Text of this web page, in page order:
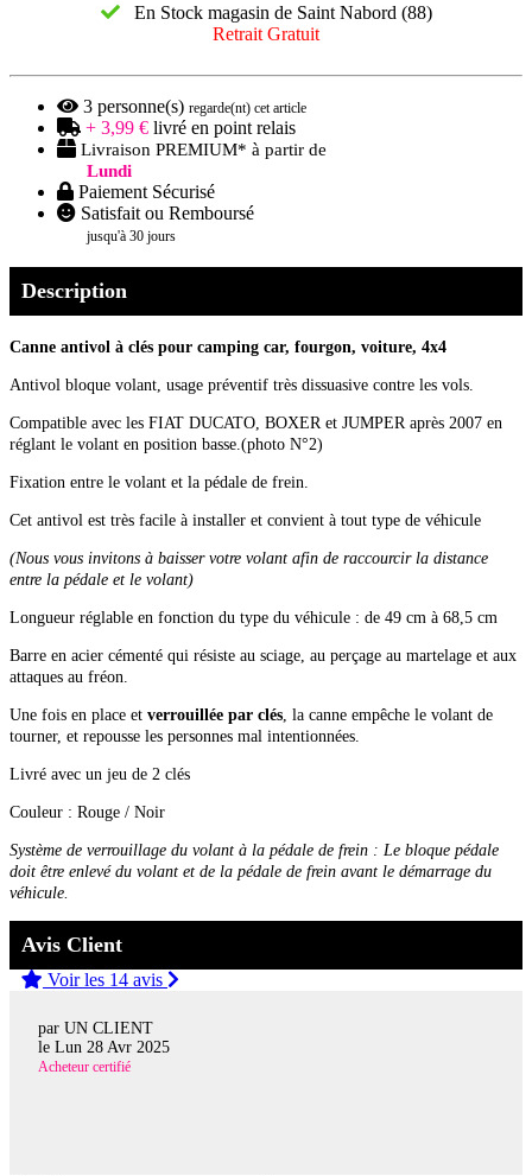
En Stock magasin de Saint Nabord (88)
Retrait Gratuit
3 personne(s) regarde(nt) cet article
+ 3,99 € livré en point relais
Livraison PREMIUM* à partir de
Lundi
Paiement Sécurisé
Satisfait ou Remboursé
jusqu'à 30 jours
Description
Canne antivol à clés pour camping car, fourgon, voiture, 4x4
Antivol bloque volant, usage préventif très dissuasive contre les vols.
Compatible avec les FIAT DUCATO, BOXER et JUMPER après 2007 en
réglant le volant en position basse.(photo N°2)
Fixation entre le volant et la pédale de frein.
Cet antivol est très facile à installer et convient à tout type de véhicule
(Nous vous invitons à baisser votre volant afin de raccourcir la distance
entre la pédale et le volant)
Longueur réglable en fonction du type du véhicule : de 49 cm à 68,5 cm
Barre en acier cémenté qui résiste au sciage, au perçage au martelage et aux
attaques au fréon.
Une fois en place et verrouillée par clés , la canne empêche le volant de
tourner, et repousse les personnes mal intentionnées.
Livré avec un jeu de 2 clés
Couleur : Rouge / Noir
Système de verrouillage du volant à la pédale de frein : Le bloque pédale
doit être enlevé du volant et de la pédale de frein avant le démarrage du
véhicule.
Avis Client
Voir les 14 avis
par UN CLIENT
le Lun 28 Avr 2025
Acheteur certifié